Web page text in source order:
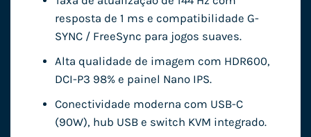
resposta de 1 ms e compatibilidade G-
SYNC / FreeSync para jogos suaves.
Alta qualidade de imagem com HDR600,
DCI-P3 98% e painel Nano IPS.
Conectividade moderna com USB-C
(90W), hub USB e switch KVM integrado.